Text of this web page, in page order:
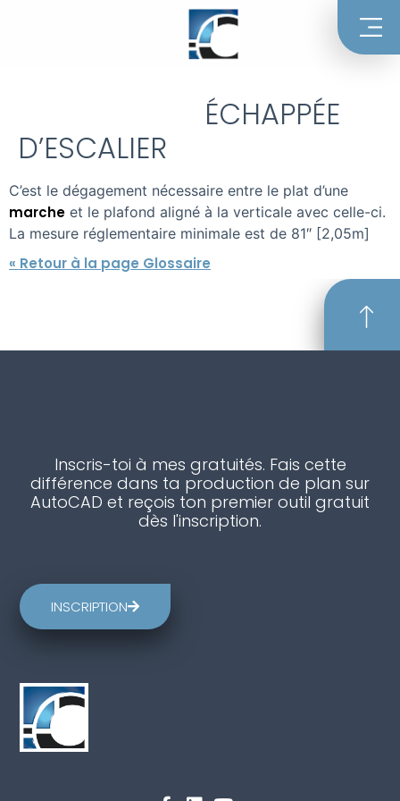
ÉCHAPPÉE
D’ESCALIER
C’est le dégagement nécessaire entre le plat d’une
marche et le plafond aligné à la verticale avec celle-ci.
La mesure réglementaire minimale est de 81″ [2,05m]
« Retour à la page Glossaire
Inscris-toi à mes gratuités. Fais cette
différence dans ta production de plan sur
AutoCAD et reçois ton premier outil gratuit
dès l'inscription.
INSCRIPTION